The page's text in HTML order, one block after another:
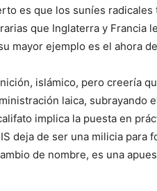
es que los suníes
que Inglaterra y Francia
mayor ejemplo es el ahora
islámico, pero creería
laica, subrayando
implica la puesta en
deja de ser una milicia para
de nombre, es una